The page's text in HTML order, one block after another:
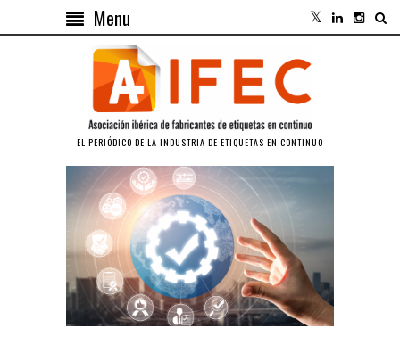
Menu
EL PERIÓDICO DE LA INDUSTRIA DE ETIQUETAS EN CONTINUO